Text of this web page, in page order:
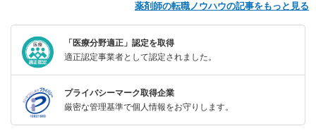
薬剤師の転職ノウハウの記事をもっと見る
「医療分野適正」認定を取得
適正認定事業者として認定されました。
プライバシーマーク取得企業
厳密な管理基準で個人情報をお守りします。